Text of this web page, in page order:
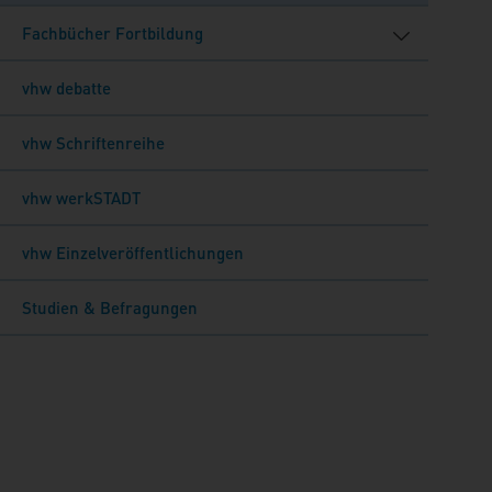
Fachbücher Fortbildung
vhw debatte
vhw Schriftenreihe
vhw werkSTADT
vhw Einzelveröffentlichungen
Studien & Befragungen